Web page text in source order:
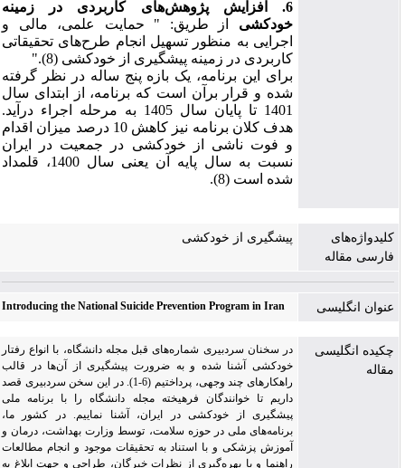
6. افزایش پژوهش‌های کاربردی در زمینه
خودکشی از طریق: " حمایت علمی، مالی و
اجرایی به منظور تسهیل انجام طرح‌های تحقیقاتی
کاربردی در زمینه پیشگیری از خودکشی (8).
"
برای این برنامه، یک بازه پنج ساله در نظر گرفته
شده و قرار برآن است که برنامه، از ابتدای سال
1401 تا پایان سال 1405 به مرحله اجراء درآید.
هدف کلان برنامه نیز کاهش 10 درصد میزان اقدام
و فوت ناشی از خودکشی در جمعیت در ایران
نسبت به سال پایه آن یعنی سال 1400، قلمداد
شده است (8).
کلیدواژه‌های
فارسی مقاله
پیشگیری از خودکشی
عنوان انگلیسی Introducing the National Suicide Prevention Program in Iran
چکیده انگلیسی
مقاله
در سخنان سردبیری شماره‌های قبل مجله دانشگاه، با انواع رفتار
خودکشی آشنا شده و به ضرورت پیشگیری از آن‌ها در قالب
راهکارهای چند وجهی، پرداختیم (6-1). در این سخن سردبیری قصد
داریم تا خوانندگان فرهیخته مجله دانشگاه را با برنامه ملی
پیشگیری از خودکشی در ایران، آشنا نماییم. در کشور ما،
برنامه‌های ملی در حوزه سلامت، توسط وزارت بهداشت، درمان و
آموزش پزشکی و با استناد به تحقیقات موجود و انجام مطالعات
راهنما و با بهره‌گیری از نظرات خبرگان، طراحی و جهت ابلاغ به